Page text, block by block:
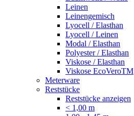
Leinen
Leinengemisch
Lyocell / Elasthan
Lyocell / Leinen
Modal / Elasthan
Polyester / Elasthan
Viskose / Elasthan
Viskose EcoVeroTM
Meterware
Reststücke
Reststücke anzeigen
< 1,00 m